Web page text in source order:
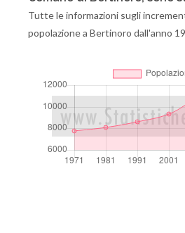
Tutte le informazioni sugli
popolazione a Bertinoro dall'anno